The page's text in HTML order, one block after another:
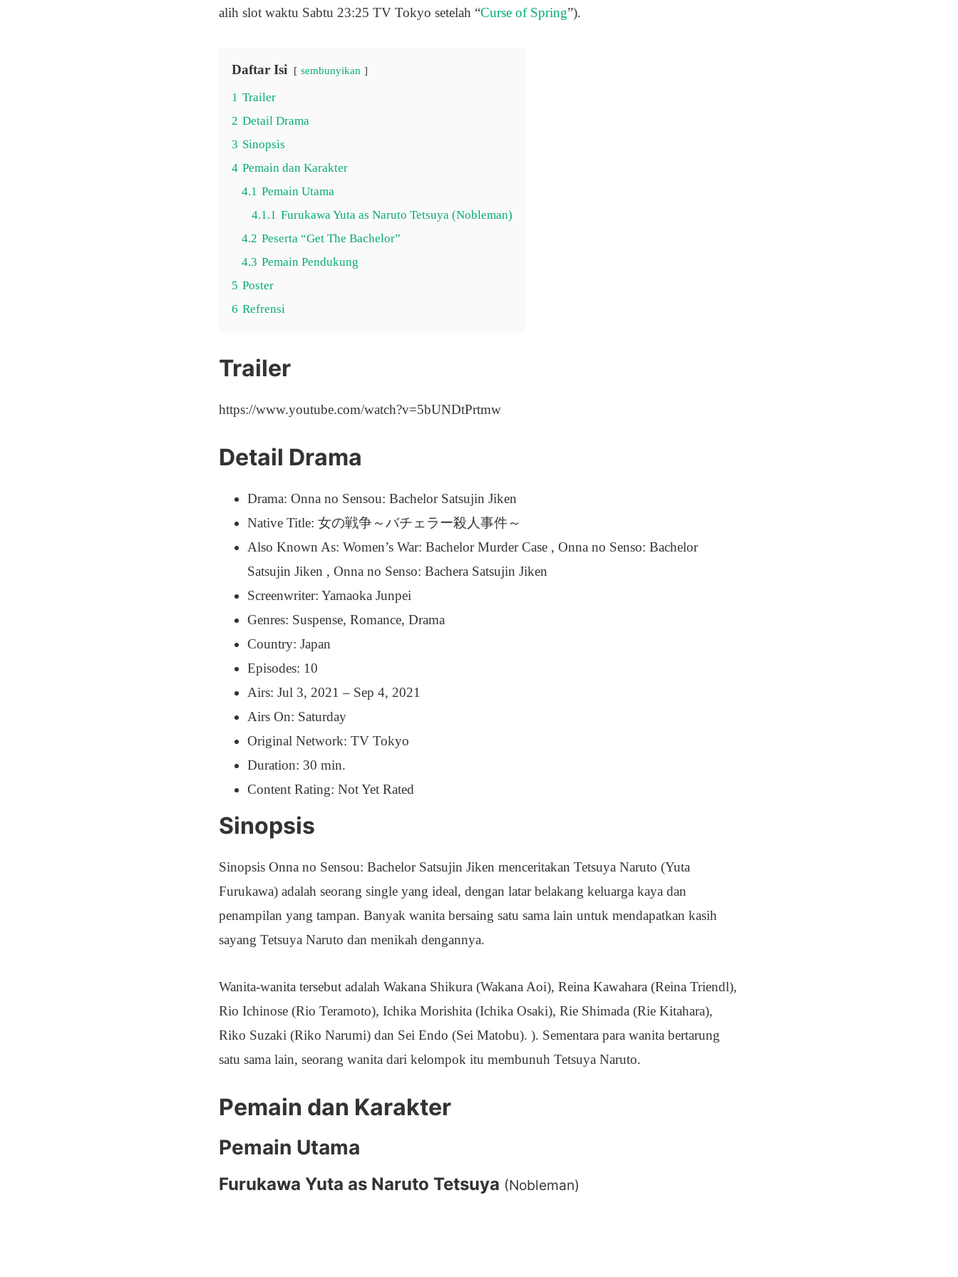
alih slot waktu Sabtu 23:25 TV Tokyo setelah “Curse of Spring”).
Daftar Isi sembunyikan
1 Trailer
2 Detail Drama
3 Sinopsis
4 Pemain dan Karakter
4.1 Pemain Utama
4.1.1 Furukawa Yuta as Naruto Tetsuya (Nobleman)
4.2 Peserta “Get The Bachelor”
4.3 Pemain Pendukung
5 Poster
6 Refrensi
Trailer
https://www.youtube.com/watch?v=5bUNDtPrtmw
Detail Drama
Drama: Onna no Sensou: Bachelor Satsujin Jiken
Native Title: 女の戦争～バチェラー殺人事件～
Also Known As: Women’s War: Bachelor Murder Case , Onna no Senso: Bachelor
Satsujin Jiken , Onna no Senso: Bachera Satsujin Jiken
Screenwriter: Yamaoka Junpei
Genres: Suspense, Romance, Drama
Country: Japan
Episodes: 10
Airs: Jul 3, 2021 – Sep 4, 2021
Airs On: Saturday
Original Network: TV Tokyo
Duration: 30 min.
Content Rating: Not Yet Rated
Sinopsis
Sinopsis Onna no Sensou: Bachelor Satsujin Jiken menceritakan Tetsuya Naruto (Yuta
Furukawa) adalah seorang single yang ideal, dengan latar belakang keluarga kaya dan
penampilan yang tampan. Banyak wanita bersaing satu sama lain untuk mendapatkan kasih
sayang Tetsuya Naruto dan menikah dengannya.
Wanita-wanita tersebut adalah Wakana Shikura (Wakana Aoi), Reina Kawahara (Reina Triendl),
Rio Ichinose (Rio Teramoto), Ichika Morishita (Ichika Osaki), Rie Shimada (Rie Kitahara),
Riko Suzaki (Riko Narumi) dan Sei Endo (Sei Matobu). ). Sementara para wanita bertarung
satu sama lain, seorang wanita dari kelompok itu membunuh Tetsuya Naruto.
Pemain dan Karakter
Pemain Utama
Furukawa Yuta as Naruto Tetsuya (Nobleman)